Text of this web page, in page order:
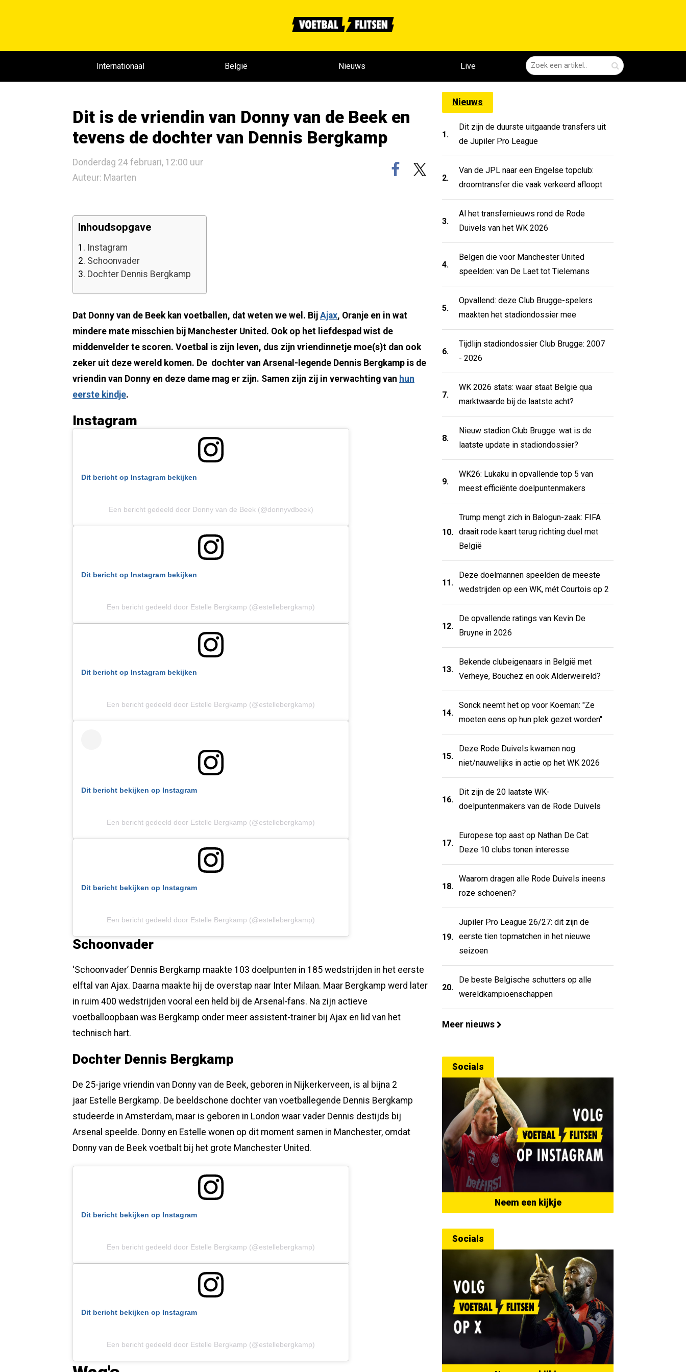
Internationaal België Nieuws Live
Dit is de vriendin van Donny van de Beek en
tevens de dochter van Dennis Bergkamp
Donderdag 24 februari, 12:00 uur
Auteur: Maarten
Inhoudsopgave
1. Instagram
2. Schoonvader
3. Dochter Dennis Bergkamp
Dat Donny van de Beek kan voetballen, dat weten we wel. Bij Ajax, Oranje en in wat
mindere mate misschien bij Manchester United. Ook op het liefdespad wist de
middenvelder te scoren. Voetbal is zijn leven, dus zijn vriendinnetje moe(s)t dan ook
zeker uit deze wereld komen. De dochter van Arsenal-legende Dennis Bergkamp is de
vriendin van Donny en deze dame mag er zijn. Samen zijn zij in verwachting van hun
eerste kindje.
Instagram
Dit bericht op Instagram bekijken
Een bericht gedeeld door Donny van de Beek (@donnyvdbeek)
Dit bericht op Instagram bekijken
Een bericht gedeeld door Estelle Bergkamp (@estellebergkamp)
Dit bericht op Instagram bekijken
Een bericht gedeeld door Estelle Bergkamp (@estellebergkamp)
Dit bericht bekijken op Instagram
Een bericht gedeeld door Estelle Bergkamp (@estellebergkamp)
Dit bericht bekijken op Instagram
Een bericht gedeeld door Estelle Bergkamp (@estellebergkamp)
Schoonvader
‘Schoonvader’ Dennis Bergkamp maakte 103 doelpunten in 185 wedstrijden in het eerste
elftal van Ajax. Daarna maakte hij de overstap naar Inter Milaan. Maar Bergkamp werd later
in ruim 400 wedstrijden vooral een held bij de Arsenal-fans. Na zijn actieve
voetballoopbaan was Bergkamp onder meer assistent-trainer bij Ajax en lid van het
technisch hart.
Dochter Dennis Bergkamp
De 25-jarige vriendin van Donny van de Beek, geboren in Nijkerkerveen, is al bijna 2
jaar Estelle Bergkamp. De beeldschone dochter van voetballegende Dennis Bergkamp
studeerde in Amsterdam, maar is geboren in London waar vader Dennis destijds bij
Arsenal speelde. Donny en Estelle wonen op dit moment samen in Manchester, omdat
Donny van de Beek voetbalt bij het grote Manchester United.
Dit bericht bekijken op Instagram
Een bericht gedeeld door Estelle Bergkamp (@estellebergkamp)
Dit bericht bekijken op Instagram
Een bericht gedeeld door Estelle Bergkamp (@estellebergkamp)
Nieuws
1.
Dit zijn de duurste uitgaande transfers uit
de Jupiler Pro League
2.
Van de JPL naar een Engelse topclub:
droomtransfer die vaak verkeerd afloopt
3.
Al het transfernieuws rond de Rode
Duivels van het WK 2026
4.
Belgen die voor Manchester United
speelden: van De Laet tot Tielemans
5.
Opvallend: deze Club Brugge-spelers
maakten het stadiondossier mee
6.
Tijdlijn stadiondossier Club Brugge: 2007
- 2026
7.
WK 2026 stats: waar staat België qua
marktwaarde bij de laatste acht?
8.
Nieuw stadion Club Brugge: wat is de
laatste update in stadiondossier?
9.
WK26: Lukaku in opvallende top 5 van
meest efficiënte doelpuntenmakers
10.
Trump mengt zich in Balogun-zaak: FIFA
draait rode kaart terug richting duel met
België
11.
Deze doelmannen speelden de meeste
wedstrijden op een WK, mét Courtois op 2
12.
De opvallende ratings van Kevin De
Bruyne in 2026
13.
Bekende clubeigenaars in België met
Verheye, Bouchez en ook Alderweireld?
14.
Sonck neemt het op voor Koeman: "Ze
moeten eens op hun plek gezet worden"
15.
Deze Rode Duivels kwamen nog
niet/nauwelijks in actie op het WK 2026
16.
Dit zijn de 20 laatste WK-
doelpuntenmakers van de Rode Duivels
17.
Europese top aast op Nathan De Cat:
Deze 10 clubs tonen interesse
18.
Waarom dragen alle Rode Duivels ineens
roze schoenen?
19.
Jupiler Pro League 26/27: dit zijn de
eerste tien topmatchen in het nieuwe
seizoen
20.
De beste Belgische schutters op alle
wereldkampioenschappen
Meer nieuws
Socials
Neem een kijkje
Socials